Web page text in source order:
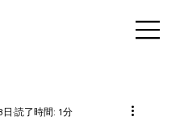
日 読了時間: 1分